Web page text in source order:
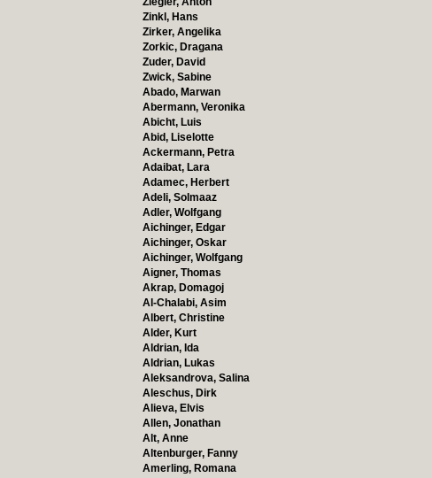
Zinkl, Hans
Zirker, Angelika
Zorkic, Dragana
Zuder, David
Zwick, Sabine
Abado, Marwan
Abermann, Veronika
Abicht, Luis
Abid, Liselotte
Ackermann, Petra
Adaibat, Lara
Adamec, Herbert
Adeli, Solmaaz
Adler, Wolfgang
Aichinger, Edgar
Aichinger, Oskar
Aichinger, Wolfgang
Aigner, Thomas
Akrap, Domagoj
Al-Chalabi, Asim
Albert, Christine
Alder, Kurt
Aldrian, Ida
Aldrian, Lukas
Aleksandrova, Salina
Aleschus, Dirk
Alieva, Elvis
Allen, Jonathan
Alt, Anne
Altenburger, Fanny
Amerling, Romana